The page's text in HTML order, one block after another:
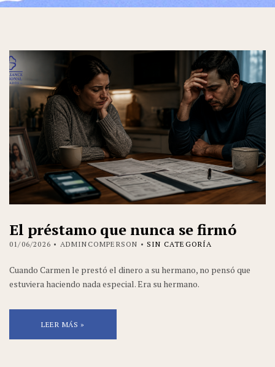
El préstamo que nunca se firmó
01/06/2026 • ADMINCOMPERSON • SIN CATEGORÍA
Cuando Carmen le prestó el dinero a su hermano, no pensó que
estuviera haciendo nada especial. Era su hermano.
LEER MÁS »